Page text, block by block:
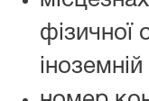
фізичної